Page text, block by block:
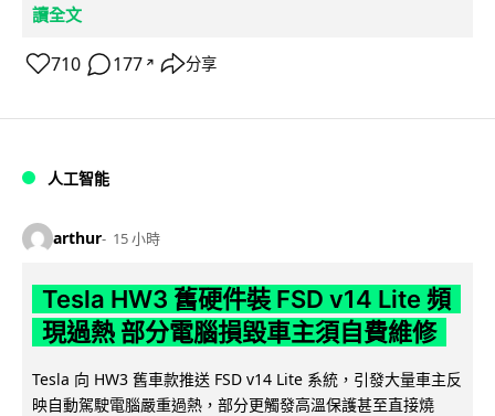
讀全文
710 177 ↗ 分享
人工智能
arthur 15 小時
Tesla HW3 舊硬件裝 FSD v14 Lite 頻
現過熱 部分電腦損毀車主須自費維修
Tesla 向 HW3 舊車款推送 FSD v14 Lite 系統，引發大量車主反
映自動駕駛電腦嚴重過熱，部分更觸發高溫保護甚至直接燒